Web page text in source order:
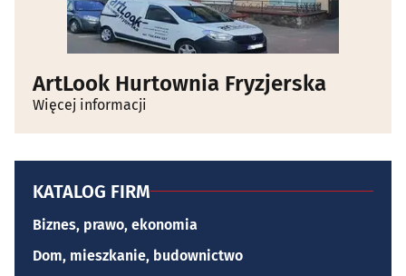
ArtLook Hurtownia Fryzjerska
Więcej informacji
KATALOG FIRM
Biznes, prawo, ekonomia
Dom, mieszkanie, budownictwo